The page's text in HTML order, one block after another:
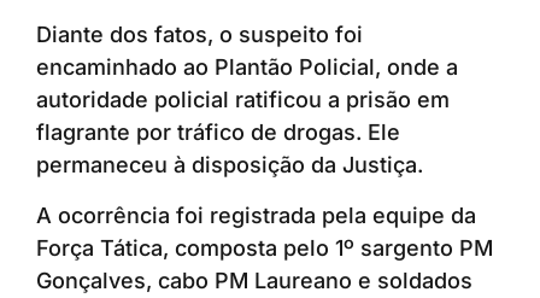
Diante dos fatos, o suspeito foi
encaminhado ao Plantão Policial, onde a
autoridade policial ratificou a prisão em
flagrante por tráfico de drogas. Ele
permaneceu à disposição da Justiça.
A ocorrência foi registrada pela equipe da
Força Tática, composta pelo 1º sargento PM
Gonçalves, cabo PM Laureano e soldados